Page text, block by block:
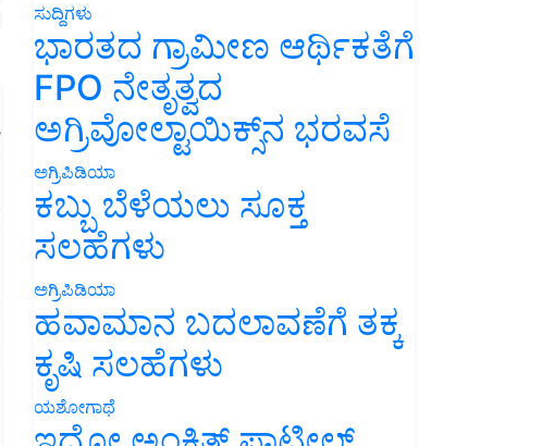
ಸುದ್ದಿಗಳು
ಭಾರತದ ಗ್ರಾಮೀಣ ಆರ್ಥಿಕತೆಗೆ
FPO ನೇತೃತ್ವದ
ಅಗ್ರಿವೋಲ್ಟಾಯಿಕ್ಸ್‌ನ ಭರವಸೆ
ಅಗ್ರಿಪಿಡಿಯಾ
ಕಬ್ಬು ಬೆಳೆಯಲು ಸೂಕ್ತ
ಸಲಹೆಗಳು
ಅಗ್ರಿಪಿಡಿಯಾ
ಹವಾಮಾನ ಬದಲಾವಣೆಗೆ ತಕ್ಕ
ಕೃಷಿ ಸಲಹೆಗಳು
ಯಶೋಗಾಥೆ